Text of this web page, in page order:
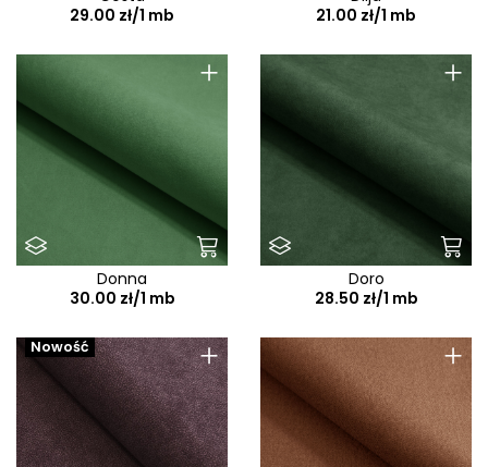
29.00 zł/1 mb
21.00 zł/1 mb
+
Donna
30.00 zł/1 mb
+
Doro
28.50 zł/1 mb
+
Nowość +